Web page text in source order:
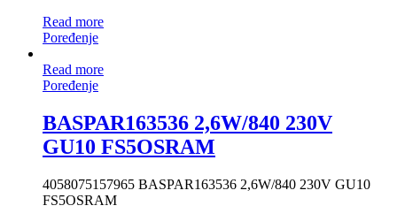
Read more
Poređenje
Read more
Poređenje
BASPAR163536 2,6W/840 230V
GU10 FS5OSRAM
4058075157965 BASPAR163536 2,6W/840 230V GU10
FS5OSRAM